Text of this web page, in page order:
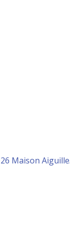
Maison